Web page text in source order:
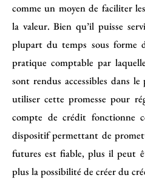
comme un moyen de faciliter
la valeur. Bien qu’il puisse
plupart du temps sous forme
pratique comptable par
sont rendus accessibles dans
utiliser cette promesse pour
compte de crédit fonctionne
dispositif permettant de
futures est fiable, plus il peut
plus la possibilité de créer du